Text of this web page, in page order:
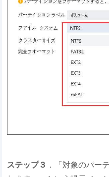
ステップ３ ．「対象のパー